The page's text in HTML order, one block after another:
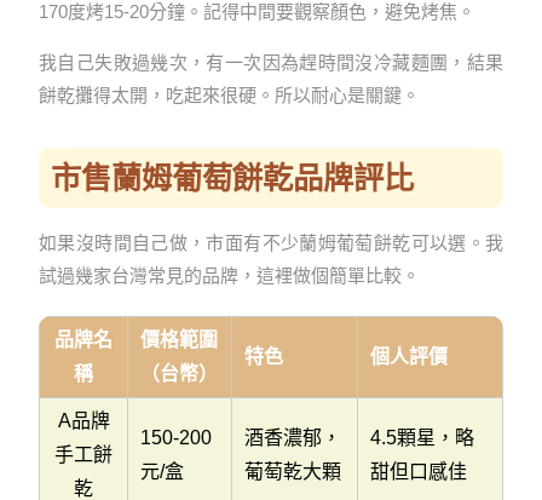
170度烤15-20分鐘。記得中間要觀察顏色，避免烤焦。
我自己失敗過幾次，有一次因為趕時間沒冷藏麵團，結果
餅乾攤得太開，吃起來很硬。所以耐心是關鍵。
市售蘭姆葡萄餅乾品牌評比
如果沒時間自己做，市面有不少蘭姆葡萄餅乾可以選。我
試過幾家台灣常見的品牌，這裡做個簡單比較。
品牌名
稱
價格範圍
（台幣）
特色 個人評價
A品牌
手工餅
乾
150-200
元/盒
酒香濃郁，
葡萄乾大顆
4.5顆星，略
甜但口感佳